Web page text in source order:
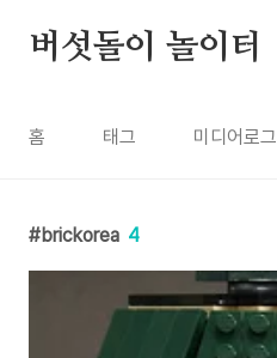
버섯돌이 놀이터
홈 태그 미디어로그
brickorea 4